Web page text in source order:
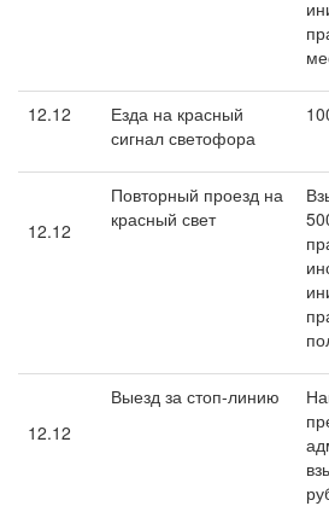
12.12
Езда на красный
сигнал светофора
12.12
Повторный проезд на
красный свет
12.12
Выезд за стоп-линию